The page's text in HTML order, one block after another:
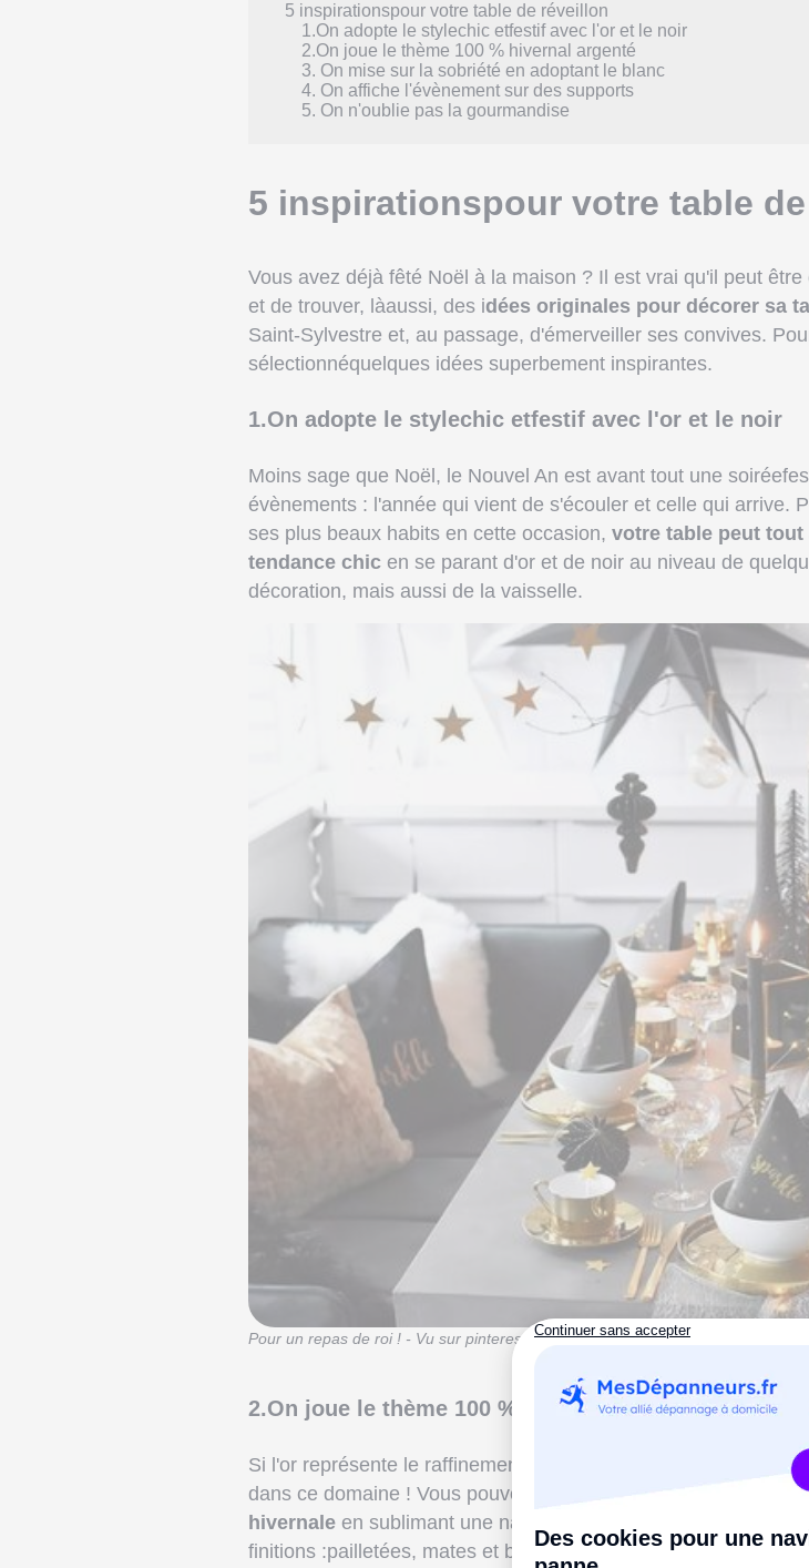
5 inspirationspour votre table de réveillon
1.On adopte le stylechic etfestif avec l'or et le noir
2.On joue le thème 100 % hivernal argenté
3. On mise sur la sobriété en adoptant le blanc
4. On affiche l'évènement sur des supports
5. On n'oublie pas la gourmandise
5 inspirationspour votre table
Vous avez déjà fêté Noël à la maison ? Il est vrai qu'il peut
et de trouver, làaussi, des idées originales pour décorer sa
Saint-Sylvestre et, au passage, d'émerveiller ses convives.
sélectionnéquelques idées superbement inspirantes.
1.On adopte le stylechic etfestif avec l'or et le noir
Moins sage que Noël, le Nouvel An est avant tout une
évènements : l'année qui vient de s'écouler et celle qui arrive.
ses plus beaux habits en cette occasion, votre table peut
tendance chic en se parant d'or et de noir au niveau de
décoration, mais aussi de la vaisselle.
Pour un repas de roi ! - Vu sur pinterest.fr
2.On joue le thème 100 % hivernal argenté
Si l'or représente le raffinement, son cousinl'argent se défend
dans ce domaine ! Vous pouvez ainsi
plonger vos invités
hivernale en sublimant une nappe blanche d'accessoires
finitions :pailletées, mates et brillantes. Enfin, n'oubliez pas de